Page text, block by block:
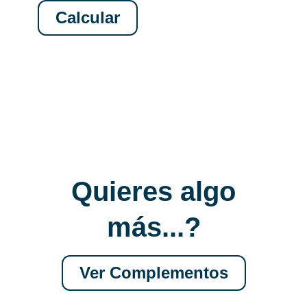
Calcular
Quieres algo
más...?
Ver Complementos